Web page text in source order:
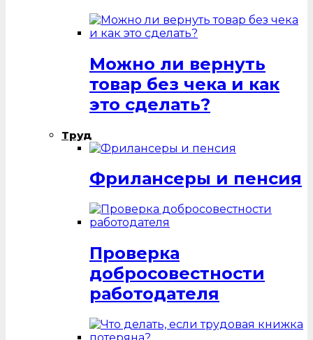
Можно ли вернуть
товар без чека и как
это сделать?
Труд
Фрилансеры и пенсия
Проверка
добросовестности
работодателя